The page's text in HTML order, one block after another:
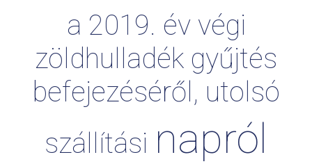
Ügyfélszolgálat
a 2019. év végi
zöldhulladék gyűjtés
befejezéséről, utolsó
szállítási napról